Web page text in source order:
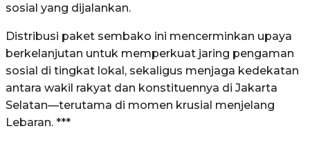
sosial yang dijalankan.
Distribusi paket sembako ini mencerminkan upaya
berkelanjutan untuk memperkuat jaring pengaman
sosial di tingkat lokal, sekaligus menjaga kedekatan
antara wakil rakyat dan konstituennya di Jakarta
Selatan—terutama di momen krusial menjelang
Lebaran. ***